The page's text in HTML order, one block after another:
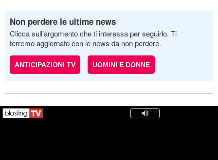
Non perdere le ultime news
Clicca sull’argomento che ti interessa per seguirlo. Ti
terremo aggiornato con le news da non perdere.
ANTICIPAZIONI TV UOMINI E DONNE